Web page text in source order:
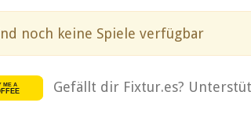
noch keine Spiele verfügbar
Gefällt dir Fixtur.es?